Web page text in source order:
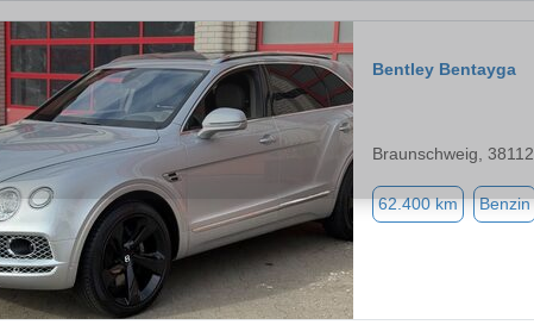
Bentley Bentayga
Braunschweig, 38112
62.400 km Benzin